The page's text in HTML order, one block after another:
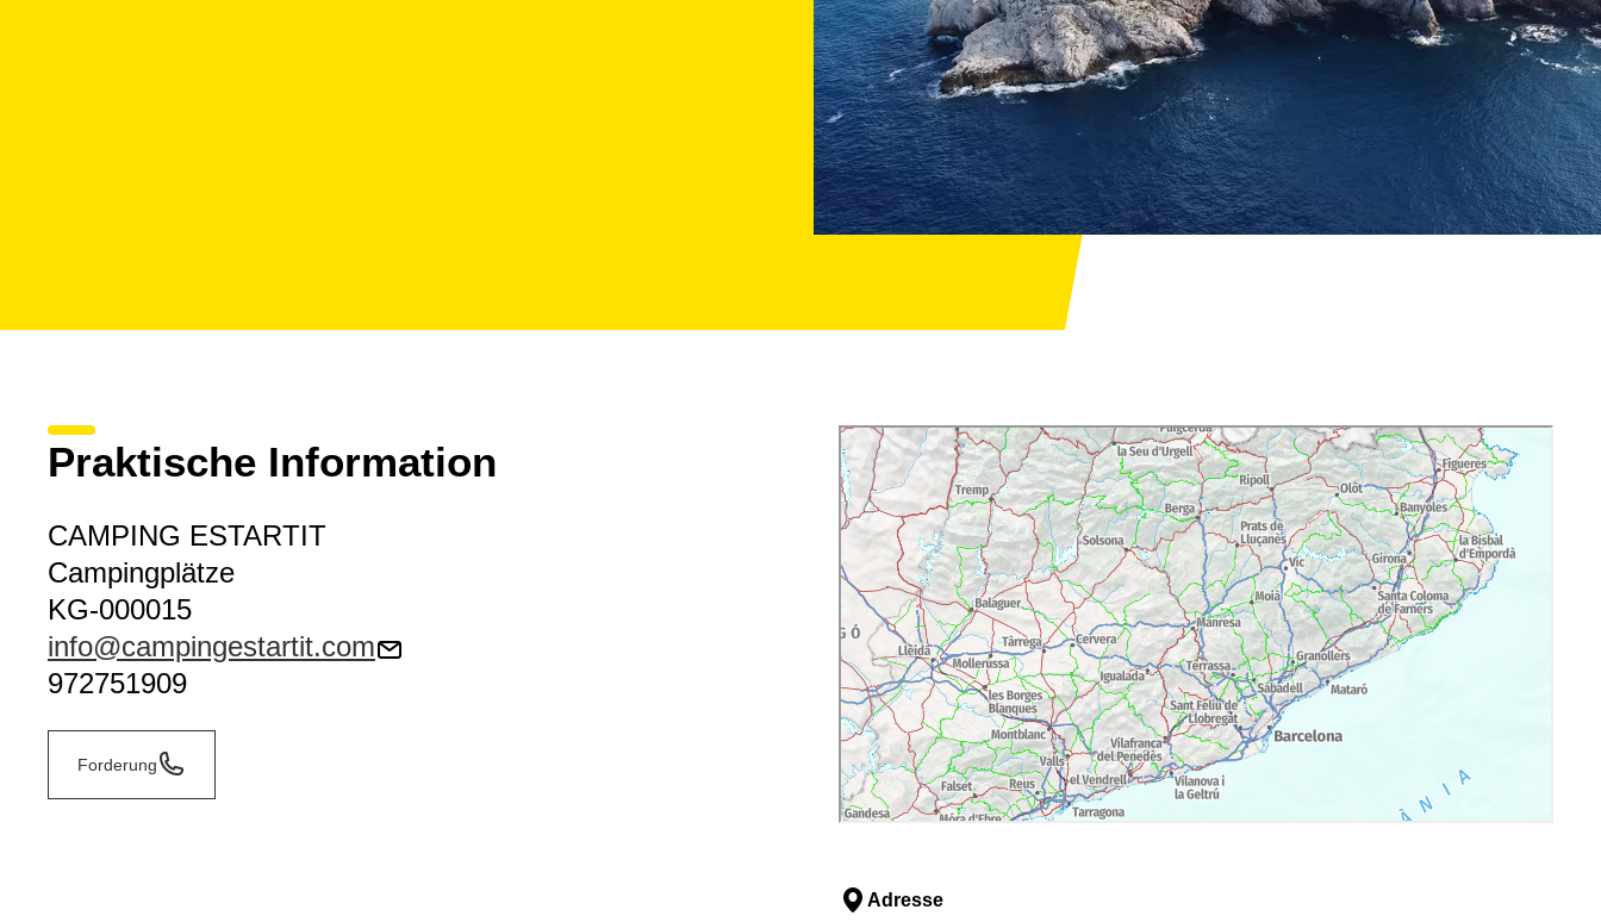
Praktische Information
CAMPING ESTARTIT
Campingplätze
KG-000015
info@campingestartit.com
972751909
Forderung
Adresse